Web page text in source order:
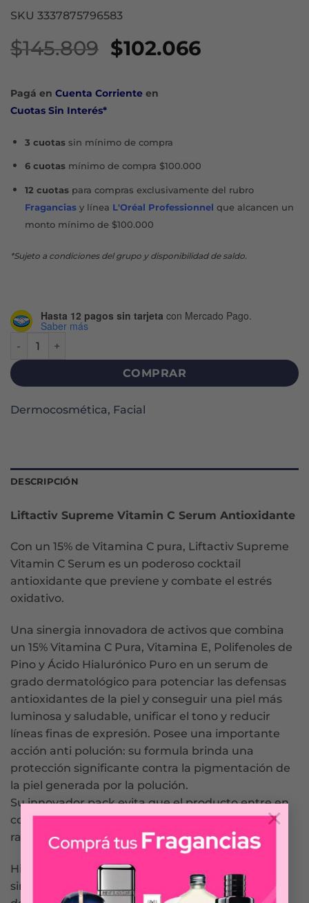
×
SKU 3337875796583
$145.809 El
original
$102.066El
Pagá en Cuenta Corriente en
Cuotas Sin Interés*
3 cuotassin mínimo de compra
6 cuotasmínimo de compra $100.000
12 cuotaspara compras exclusivamente del rubro
Fraganciasy línea L'Oréal Professionnel que alcancen un
monto mínimo de $100.000
*Sujeto a condiciones del grupo y disponibilidad de saldo.
Hasta 12 pagos sin tarjeta con Mercado Pago.
Saber más
COMPRAR
Dermocosmética, Facial
DESCRIPCIÓN
Liftactiv Supreme Vitamin C Serum Antioxidante
Con un 15% de Vitamina C pura, Liftactiv Supreme
Vitamin C Serum es un poderoso cocktail
antioxidante que previene y combate el estrés
oxidativo.
Una sinergia innovadora de activos que combina
un 15% Vitamina C Pura, Vitamina E, Polifenoles de
Pino y Ácido Hialurónico Puro en un serum de
grado dermatológico para potenciar las defensas
antioxidantes de la piel y conseguir una piel más
luminosa y saludable, unificar el tono y reducir
líneas finas de expresión. Posee una importante
acción anti polución: su formula brinda una
protección significante contra la pigmentación de
la piel generada por la polución.
Su innovador pack evita que el producto entre en
contacto con la piel, y lo protege del calor, de la
radiación y del oxigeno.
Hipoalergénico, no comedogénico. Sin fragancia,
sin colorante sintético. Testeado bajo control